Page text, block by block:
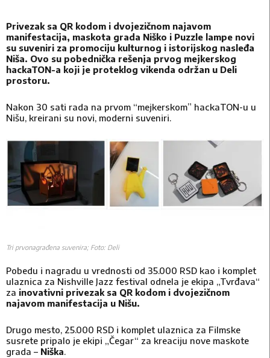
Privezak sa QR kodom i dvojezičnom najavom
manifestacija, maskota grada Niško i Puzzle lampe novi
su suveniri za promociju kulturnog i istorijskog nasleđa
Niša. Ovo su pobednička rešenja prvog mejkerskog
hackaTON-a koji je proteklog vikenda održan u Deli
prostoru.
Nakon 30 sati rada na prvom “mejkerskom” hackaTON-u u
Nišu, kreirani su novi, moderni suveniri.
Tri prvonagrađena suvenira; Foto: Deli
Pobedu i nagradu u vrednosti od 35.000 RSD kao i komplet
ulaznica za Nishville Jazz festival odnela je ekipa „Tvrđava“
za inovativni privezak sa QR kodom i dvojezičnom
najavom manifestacija u Nišu.
Drugo mesto, 25.000 RSD i komplet ulaznica za Filmske
susrete pripalo je ekipi „Čegar“ za kreaciju nove maskote
grada – Niška.